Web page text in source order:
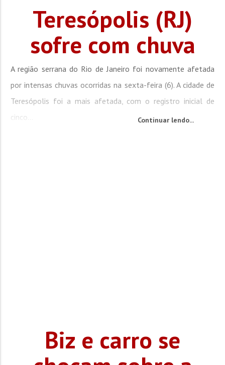
Teresópolis (RJ)
sofre com chuva
A região serrana do Rio de Janeiro foi novamente afetada
por intensas chuvas ocorridas na sexta-feira (6). A cidade de
Teresópolis foi a mais afetada, com o registro inicial de
cinco...
Continuar lendo...
Biz e carro se